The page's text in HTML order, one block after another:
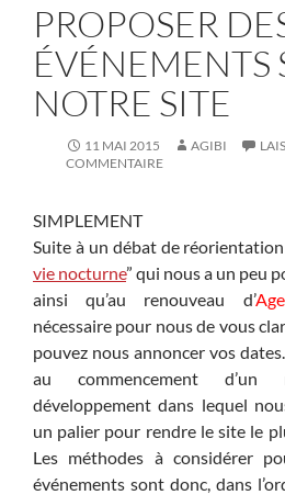
PROPOSER
ÉVÉNEMENTS
NOTRE SITE
11 MAI 2015 AGIBI
COMMENTAIRE
SIMPLEMENT
Suite à un débat de
vie nocturne” qui nous a un peu
ainsi qu’au renouveau d’
nécessaire pour nous de vous
pouvez nous annoncer vos
au commencement
développement dans lequel
un palier pour rendre le site le
Les méthodes à considérer
événements sont donc, dans